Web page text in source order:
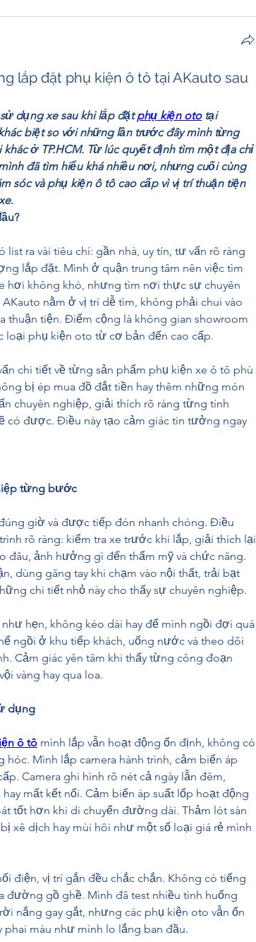
lắp đặt phụ kiện ô tô tại AKauto sau
dụng xe sau khi lắp đặt phụ kiện oto tại
biệt so với những lần trước đây mình từng
ở TP.HCM. Từ lúc quyết định tìm một địa chỉ
đã tìm hiểu khá nhiều nơi, nhưng cuối cùng
sóc và phụ kiện ô tô cao cấp vì vị trí thuận tiện
ra vài tiêu chí: gần nhà, uy tín, tư vấn rõ ràng
lắp đặt. Mình ở quận trung tâm nên việc tìm
hơi không khó, nhưng tìm nơi thực sự chuyên
nằm ở vị trí dễ tìm, không phải chui vào
thuận tiện. Điểm cộng là không gian showroom
loại phụ kiện oto từ cơ bản đến cao cấp.
chi tiết về từng sản phẩm phụ kiện xe ô tô phù
bị ép mua đồ đắt tiền hay thêm những món
chuyên nghiệp, giải thích rõ ràng từng tính
có được. Điều này tạo cảm giác tin tưởng ngay
từng bước
giờ và được tiếp đón nhanh chóng. Điều
rõ ràng: kiểm tra xe trước khi lắp, giải thích lại
đâu, ảnh hưởng gì đến thẩm mỹ và chức năng.
dùng găng tay khi chạm vào nội thất, trải bạt
chi tiết nhỏ này cho thấy sự chuyên nghiệp.
hẹn, không kéo dài hay để mình ngồi đợi quá
ngồi ở khu tiếp khách, uống nước và theo dõi
Cảm giác yên tâm khi thấy từng công đoạn
vàng hay qua loa.
dụng
ô tô mình lắp vẫn hoạt động ổn định, không có
Mình lắp camera hành trình, cảm biến áp
Camera ghi hình rõ nét cả ngày lẫn đêm,
mất kết nối. Cảm biến áp suất lốp hoạt động
tốt hơn khi di chuyển đường dài. Thảm lót sàn
xê dịch hay mùi hôi như một số loại giá rẻ mình
điện, vị trí gắn đều chắc chắn. Không có tiếng
đường gồ ghề. Mình đã test nhiều tình huống
nắng gay gắt, nhưng các phụ kiện oto vẫn ổn
màu như mình lo lắng ban đầu.